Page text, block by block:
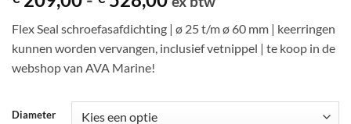
tot
€ 528,00
Flex Seal schroefasafdichting | ø 25 t/m ø 60 mm | keerringen
kunnen worden vervangen, inclusief vetnippel | te koop in de
webshop van AVA Marine!
Diameter